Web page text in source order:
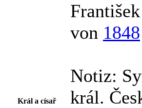
Král a císař
von 1848
Notiz:
král.